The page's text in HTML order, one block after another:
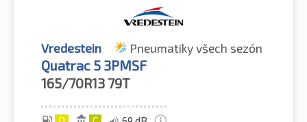
Vredestein Pneumatiky všech sezón
Quatrac 5 3PMSF
165/70R13 79T